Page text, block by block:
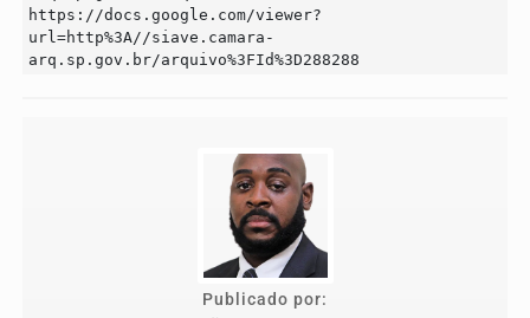
https://docs.google.com/viewer?
url=http%3A//siave.camara-
arq.sp.gov.br/arquivo%3FId%3D288288
Publicado por: